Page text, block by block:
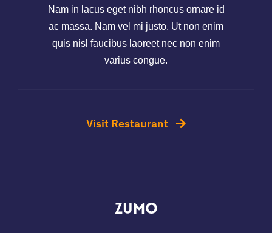
Nam in lacus eget nibh rhoncus ornare id
ac massa. Nam vel mi justo. Ut non enim
quis nisl faucibus laoreet nec non enim
varius congue.
Visit Restaurant
Zumo